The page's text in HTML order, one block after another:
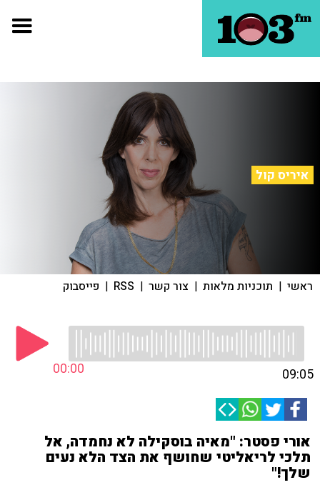
איריס קול
ראשי | תוכניות מלאות | צור קשר |
RSS
| פייסבוק
00:00 09:05
אורי פסטר: "מאיה בוסקילה לא נחמדה, אל
תלכי לריאליטי שחושף את הצד הלא נעים
שלך!"